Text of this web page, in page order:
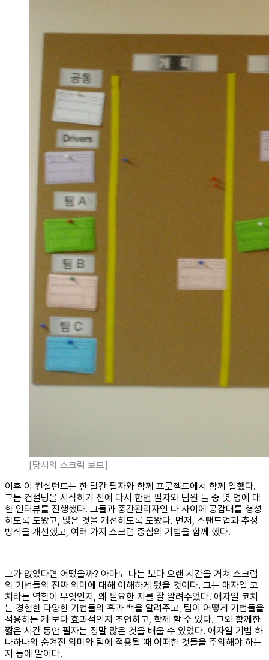
[당시의 스크럼 보드]
이후 이 컨설턴트는 한 달간 필자와 함께 프로젝트에서 함께 일했다.
그는 컨설팅을 시작하기 전에 다시 한번 필자와 팀원 들 중 몇 명에 대
한 인터뷰를 진행했다. 그들과 중간관리자인 나 사이에 공감대를 형성
하도록 도왔고, 많은 것을 개선하도록 도왔다. 먼저, 스탠드업과 추정
방식을 개선했고, 여러 가지 스크럼 중심의 기법을 함께 했다.
그가 없었다면 어땠을까? 아마도 나는 보다 오랜 시간을 거쳐 스크럼
의 기법들의 진짜 의미에 대해 이해하게 됐을 것이다. 그는 애자일 코
치라는 역할이 무엇인지, 왜 필요한 지를 잘 알려주었다. 애자일 코치
는 경험한 다양한 기법들의 흑과 백을 알려주고, 팀이 어떻게 기법들을
적용하는 게 보다 효과적인지 조언하고, 함께 할 수 있다. 그와 함께한
짧은 시간 동안 필자는 정말 많은 것을 배울 수 있었다. 애자일 기법 하
나하나의 숨겨진 의미와 팀에 적용될 때 어떠한 것들을 주의해야 하는
지 등에 말이다.